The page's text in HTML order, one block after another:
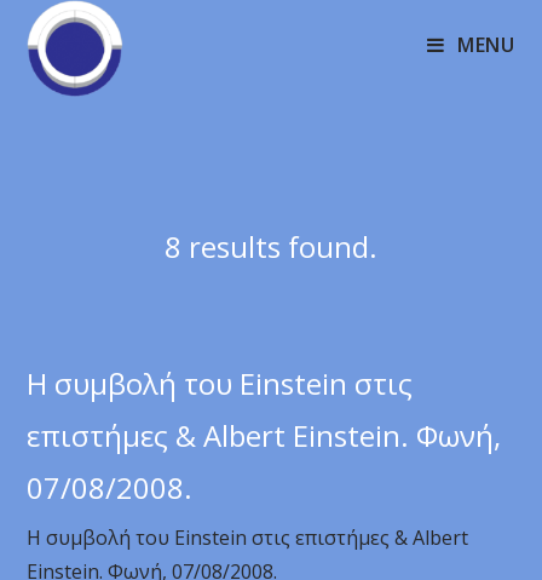
MENU
8 results found.
Η συμβολή του Einstein στις
επιστήμες & Albert Einstein. Φωνή,
07/08/2008.
Η συμβολή του Einstein στις επιστήμες & Albert
Einstein. Φωνή, 07/08/2008.